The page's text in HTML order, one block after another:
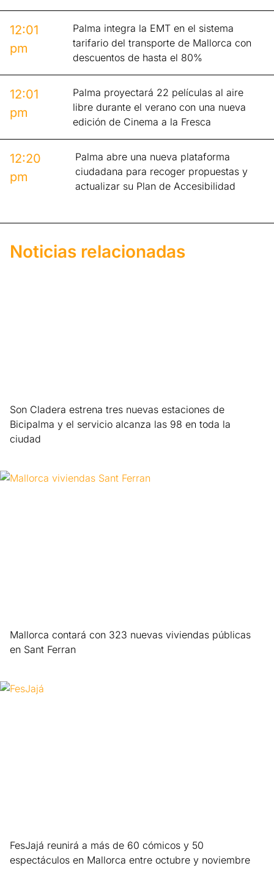
12:01
pm
Palma integra la EMT en el sistema
tarifario del transporte de Mallorca con
descuentos de hasta el 80%
12:01
pm
Palma proyectará 22 películas al aire
libre durante el verano con una nueva
edición de Cinema a la Fresca
12:20
pm
Palma abre una nueva plataforma
ciudadana para recoger propuestas y
actualizar su Plan de Accesibilidad
Noticias relacionadas
Son Cladera estrena tres nuevas estaciones de
Bicipalma y el servicio alcanza las 98 en toda la
ciudad
Mallorca contará con 323 nuevas viviendas públicas
en Sant Ferran
FesJajá reunirá a más de 60 cómicos y 50
espectáculos en Mallorca entre octubre y noviembre